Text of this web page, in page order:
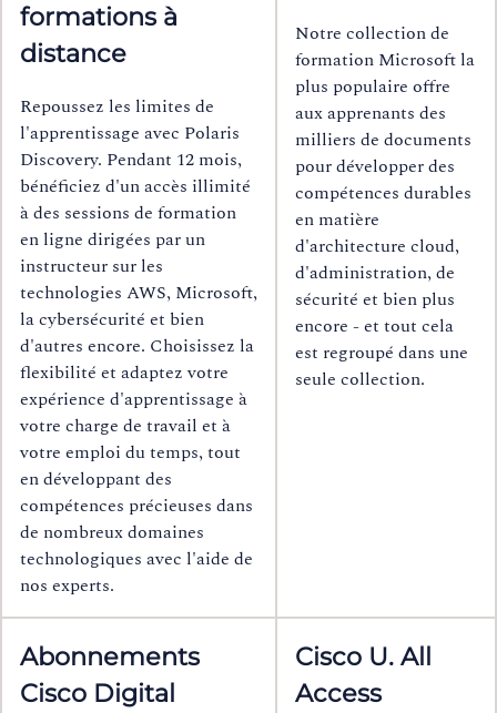
formations à
distance
Repoussez les limites de
l'apprentissage avec Polaris
Discovery. Pendant 12 mois,
bénéficiez d'un accès illimité
à des sessions de formation
en ligne dirigées par un
instructeur sur les
technologies AWS, Microsoft,
la cybersécurité et bien
d'autres encore. Choisissez la
flexibilité et adaptez votre
expérience d'apprentissage à
votre charge de travail et à
votre emploi du temps, tout
en développant des
compétences précieuses dans
de nombreux domaines
technologiques avec l'aide de
nos experts.
Notre collection de
formation Microsoft la
plus populaire offre
aux apprenants des
milliers de documents
pour développer des
compétences durables
en matière
d'architecture cloud,
d'administration, de
sécurité et bien plus
encore - et tout cela
est regroupé dans une
seule collection.
Abonnements
Cisco Digital
Cisco U. All
Access